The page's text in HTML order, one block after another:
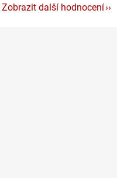
Zobrazit další hodnocení